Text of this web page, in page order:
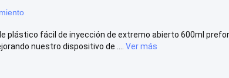
plástico fácil de inyección de extremo abierto 600ml
nuestro dispositivo de ....
Ver más